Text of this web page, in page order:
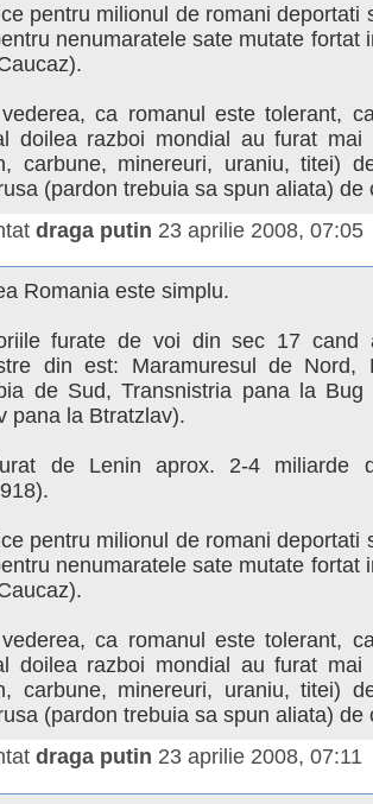
pentru milionul de romani deportati
nenumaratele sate mutate fortat
ca romanul este tolerant,
doilea razboi mondial au furat mai
carbune, minereuri, uraniu, titei)
(pardon trebuia sa spun aliata) de
draga putin 23 aprilie 2008, 07:05
Romania este simplu.
furate de voi din sec 17 cand
din est: Maramuresul de Nord,
de Sud, Transnistria pana la
pana la Btratzlav).
de Lenin aprox. 2-4 miliarde
pentru milionul de romani deportati
nenumaratele sate mutate fortat
ca romanul este tolerant,
doilea razboi mondial au furat mai
carbune, minereuri, uraniu, titei)
(pardon trebuia sa spun aliata) de
draga putin 23 aprilie 2008, 07:11